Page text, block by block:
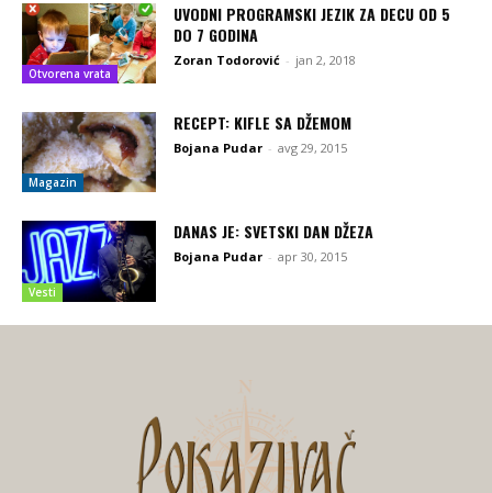
Otvorena vrata
UVODNI PROGRAMSKI JEZIK ZA DECU OD 5
DO 7 GODINA
Zoran Todorović - jan 2, 2018
Magazin
RECEPT: KIFLE SA DŽEMOM
Bojana Pudar - avg 29, 2015
Vesti
DANAS JE: SVETSKI DAN DŽEZA
Bojana Pudar - apr 30, 2015